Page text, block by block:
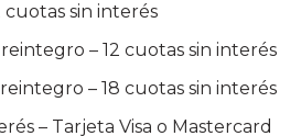
cuotas sin interés
– 12 cuotas sin interés
– 18 cuotas sin interés
– Tarjeta Visa o Mastercard